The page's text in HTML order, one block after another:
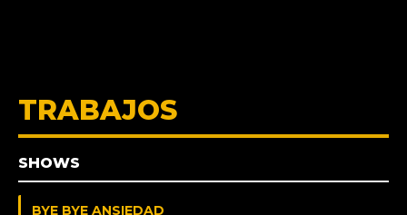
TRABAJOS
SHOWS
BYE BYE ANSIEDAD